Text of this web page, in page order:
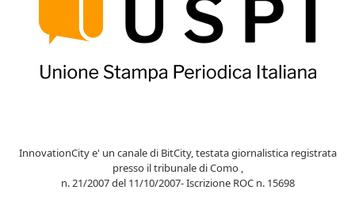
InnovationCity e' un canale di BitCity, testata giornalistica registrata
presso il tribunale di Como ,
n. 21/2007 del 11/10/2007- Iscrizione ROC n. 15698